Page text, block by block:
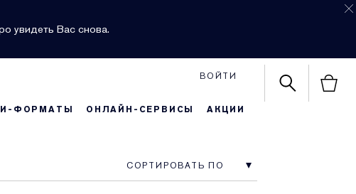
увидеть Вас снова.
ВОЙТИ
ФОРМАТЫ ОНЛАЙН-СЕРВИСЫ АКЦИИ
СОРТИРОВАТЬ ПО